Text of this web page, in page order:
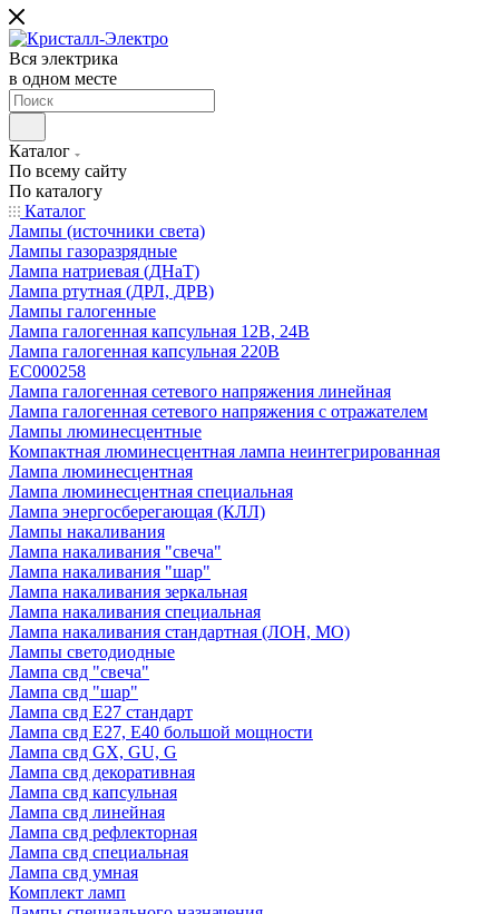
Вся электрика
в одном месте
Каталог
По всему сайту
По каталогу
Каталог
Лампы (источники света)
Лампы газоразрядные
Лампа натриевая (ДНаТ)
Лампа ртутная (ДРЛ, ДРВ)
Лампы галогенные
Лампа галогенная капсульная 12В, 24В
Лампа галогенная капсульная 220В
EC000258
Лампа галогенная сетевого напряжения линейная
Лампа галогенная сетевого напряжения с отражателем
Лампы люминесцентные
Компактная люминесцентная лампа неинтегрированная
Лампа люминесцентная
Лампа люминесцентная специальная
Лампа энергосберегающая (КЛЛ)
Лампы накаливания
Лампа накаливания "свеча"
Лампа накаливания "шар"
Лампа накаливания зеркальная
Лампа накаливания специальная
Лампа накаливания стандартная (ЛОН, МО)
Лампы светодиодные
Лампа свд "свеча"
Лампа свд "шар"
Лампа свд E27 стандарт
Лампа свд E27, Е40 большой мощности
Лампа свд GX, GU, G
Лампа свд декоративная
Лампа свд капсульная
Лампа свд линейная
Лампа свд рефлекторная
Лампа свд специальная
Лампа свд умная
Комплект ламп